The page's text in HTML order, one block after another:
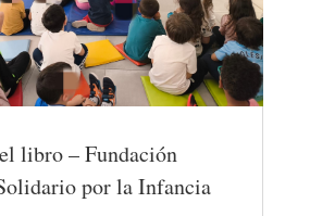
libro – Fundación
por la Infancia